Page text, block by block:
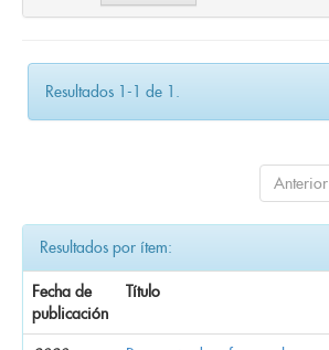
Resultados 1-1 de 1.
Anterior
Resultados por ítem:
Fecha de
publicación
Título